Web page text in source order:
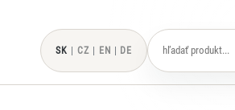
SK | CZ | EN | DE